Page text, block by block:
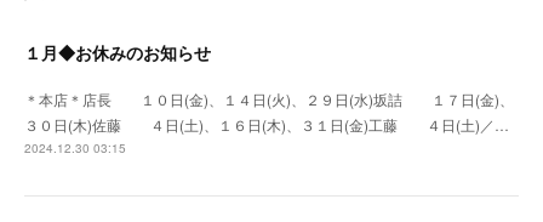
１月◆お休みのお知らせ
＊本店＊店長 １０日(金)、１４日(火)、２９日(水)坂詰 １７日(金)、
３０日(木)佐藤 ４日(土)、１６日(木)、３１日(金)工藤 ４日(土)／…
2024.12.30 03:15